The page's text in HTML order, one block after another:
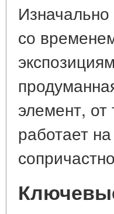
Изначально
со
элемент, от
работает